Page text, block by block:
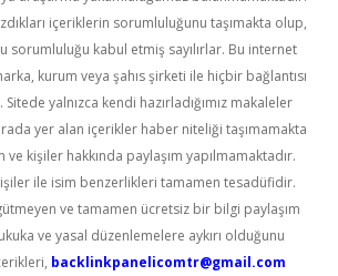
içeriklerin sorumluluğunu taşımakta olup,
sorumluluğu kabul etmiş sayılırlar. Bu internet
kurum veya şahıs şirketi ile hiçbir bağlantısı
yalnızca kendi hazırladığımız makaleler
yer alan içerikler haber niteliği taşımamakta
kişiler hakkında paylaşım yapılmamaktadır.
ile isim benzerlikleri tamamen tesadüfidir.
ve tamamen ücretsiz bir bilgi paylaşım
ve yasal düzenlemelere aykırı olduğunu
backlinkpanelicomtr@gmail.com